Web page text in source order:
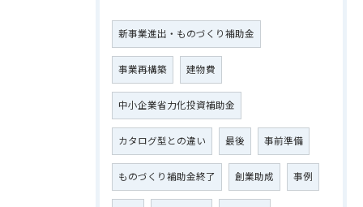
新事業進出・ものづくり補助金
事業再構築 建物費
中小企業省力化投資補助金
カタログ型との違い 最後 事前準備
ものづくり補助金終了 創業助成 事例